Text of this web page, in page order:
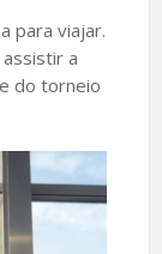
para viajar.
a
do torneio